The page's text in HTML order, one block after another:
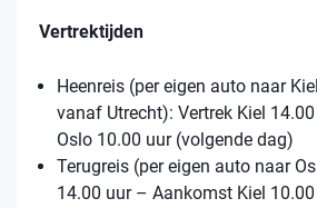
Vertrektijden
Heenreis (per eigen auto naar
vanaf Utrecht): Vertrek Kiel
Oslo 10.00 uur (volgende dag)
Terugreis (per eigen auto naar
14.00 uur – Aankomst Kiel